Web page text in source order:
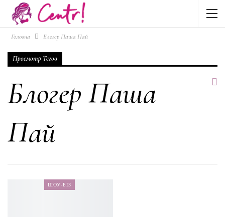
Головна Блогер Паша Пай
Просмотр Тегов
Блогер Паша
Пай
ШОУ-БІЗ